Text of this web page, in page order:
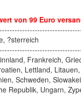
von 99 Euro
?sterreich
Frankreich,
Lettland, Litauen,
Schweden,
Republik, Ungarn,